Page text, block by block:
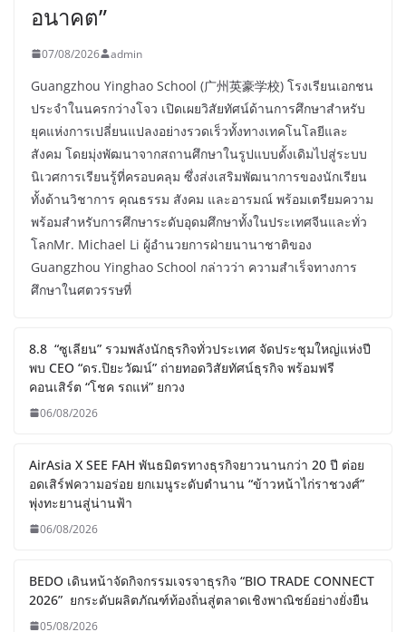
อนาคต”
07/08/2026 admin
Guangzhou Yinghao School (广州英豪学校) โรงเรียนเอกชน
ประจำในนครกว่างโจว เปิดเผยวิสัยทัศน์ด้านการศึกษาสำหรับ
ยุคแห่งการเปลี่ยนแปลงอย่างรวดเร็วทั้งทางเทคโนโลยีและ
สังคม โดยมุ่งพัฒนาจากสถานศึกษาในรูปแบบดั้งเดิมไปสู่ระบบ
นิเวศการเรียนรู้ที่ครอบคลุม ซึ่งส่งเสริมพัฒนาการของนักเรียน
ทั้งด้านวิชาการ คุณธรรม สังคม และอารมณ์ พร้อมเตรียมความ
พร้อมสำหรับการศึกษาระดับอุดมศึกษาทั้งในประเทศจีนและทั่ว
โลกMr. Michael Li ผู้อำนวยการฝ่ายนานาชาติของ
Guangzhou Yinghao School กล่าวว่า ความสำเร็จทางการ
ศึกษาในศตวรรษที่
8.8 “ซูเลียน” รวมพลังนักธุรกิจทั่วประเทศ จัดประชุมใหญ่แห่งปี
พบ CEO “ดร.ปิยะวัฒน์” ถ่ายทอดวิสัยทัศน์ธุรกิจ พร้อมฟรี
คอนเสิร์ต “โชค รถแห่” ยกวง
06/08/2026
AirAsia X SEE FAH พันธมิตรทางธุรกิจยาวนานกว่า 20 ปี ต่อย
อดเสิร์ฟความอร่อย ยกเมนูระดับตำนาน “ข้าวหน้าไก่ราชวงศ์”
พุ่งทะยานสู่น่านฟ้า
06/08/2026
BEDO เดินหน้าจัดกิจกรรมเจรจาธุรกิจ “BIO TRADE CONNECT
2026” ยกระดับผลิตภัณฑ์ท้องถิ่นสู่ตลาดเชิงพาณิชย์อย่างยั่งยืน
05/08/2026